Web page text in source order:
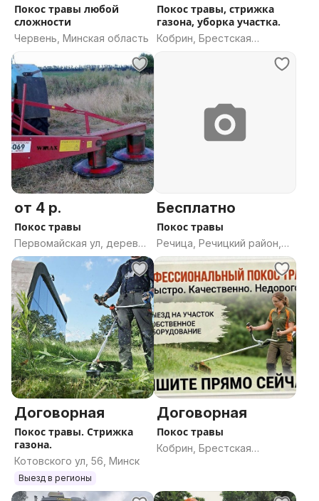
Покос травы любой
сложности
Червень, Минская область
Покос травы, стрижка
газона, уборка участка.
Кобрин, Брестская
от 4 р.
Покос травы
Первомайская ул, деревня
Концы, Дричинский
сельсовет, Осиповичский
район, Могилёвская
область
Бесплатно
Покос травы
Речица, Речицкий район,
Гомельская область
Договорная
Покос травы. Стрижка
газона.
Котовского ул, 56, Минск
Выезд в регионы
Договорная
Покос травы
Кобрин, Брестская